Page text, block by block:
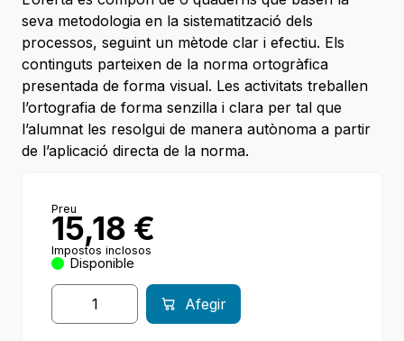
seva metodologia en la sistematització dels
processos, seguint un mètode clar i efectiu. Els
continguts parteixen de la norma ortogràfica
presentada de forma visual. Les activitats treballen
l’ortografia de forma senzilla i clara per tal que
l’alumnat les resolgui de manera autònoma a partir
de l’aplicació directa de la norma.
Preu
15,18 €
Impostos inclosos
Disponible
Afegir